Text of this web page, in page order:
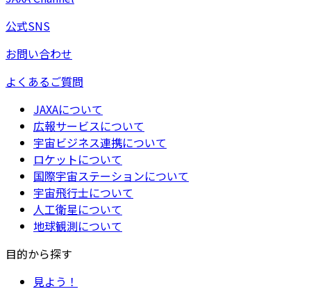
公式SNS
お問い合わせ
よくあるご質問
JAXAについて
広報サービスについて
宇宙ビジネス連携について
ロケットについて
国際宇宙ステーションについて
宇宙飛行士について
人工衛星について
地球観測について
目的から探す
見よう！